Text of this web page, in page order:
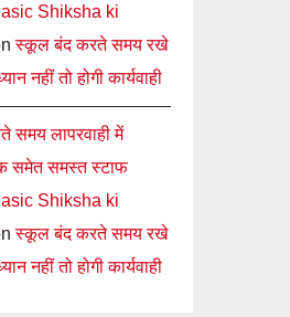
Shiksha ki
स्कूल बंद करते समय रखे
नहीं तो होगी कार्यवाही
समय लापरवाही में
समेत समस्त स्टाफ
Shiksha ki
स्कूल बंद करते समय रखे
नहीं तो होगी कार्यवाही